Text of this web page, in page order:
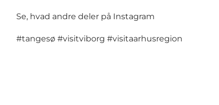
Se, hvad andre deler på Instagram
#tangesø #visitviborg #visitaarhusregion